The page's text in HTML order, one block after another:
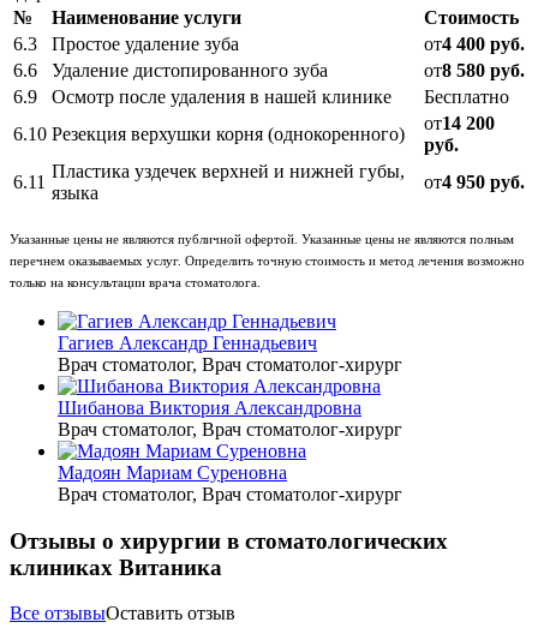
№
Наименование услуги
Стоимость
6.3
Простое удаление зуба от4 400 руб.
6.6
Удаление дистопированного зуба от8 580 руб.
6.9
Осмотр после удаления в нашей клинике
Бесплатно
6.10 Резекция верхушки корня (однокоренного)
от14 200
руб.
6.11
Пластика уздечек верхней и нижней губы,
языка
от4 950 руб.
Указанные цены не являются публичной офертой. Указанные цены не являются полным
перечнем оказываемых услуг. Определить точную стоимость и метод лечения возможно
только на консультации врача стоматолога.
Гагиев Александр Геннадьевич
Врач стоматолог, Врач стоматолог-хирург
Шибанова Виктория Александровна
Врач стоматолог, Врач стоматолог-хирург
Мадоян Мариам Суреновна
Врач стоматолог, Врач стоматолог-хирург
Отзывы о хирургии в стоматологических
клиниках Витаника
Все отзывыОставить отзыв